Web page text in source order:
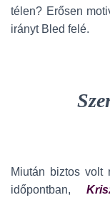
télen? Erősen
irányt Bled felé.
Miután biztos volt
időpontban,